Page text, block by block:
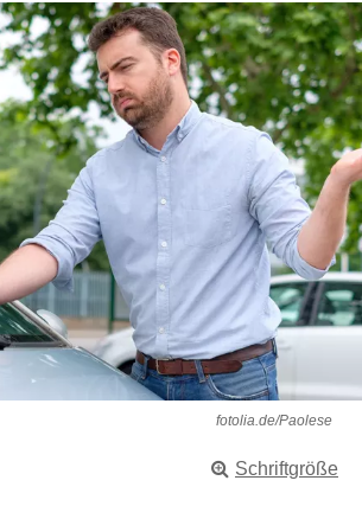
fotolia.de/Paolese
Schriftgröße